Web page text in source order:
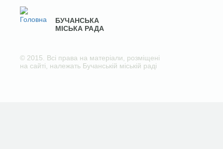
БУЧАНСЬКА
МІСЬКА РАДА
© 2015. Всі права на матеріали, розміщені
на сайті, належать Бучанській міській раді